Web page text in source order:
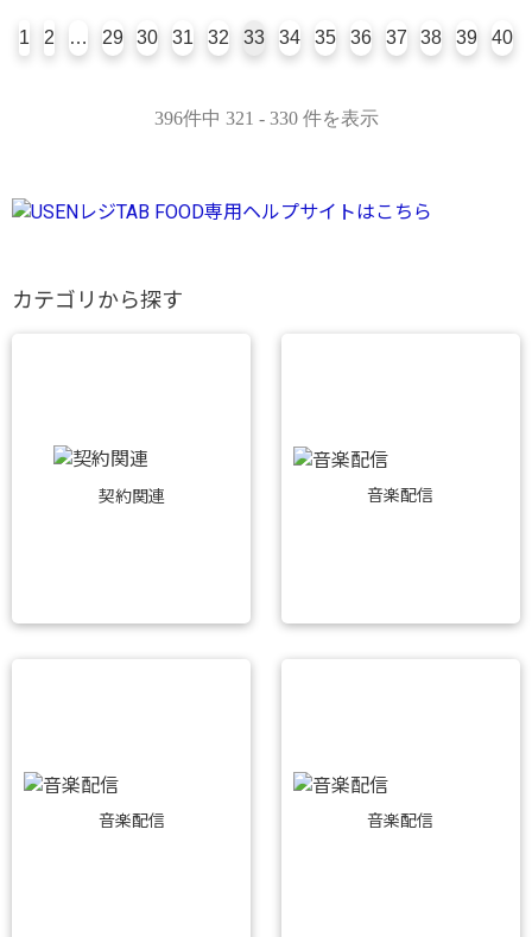
396件中 321 - 330 件を表示
1 2 … 29 30 31 32 33 34 35 36 37 38 39 40
カテゴリから探す
契約関連 音楽配信
音楽配信 音楽配信